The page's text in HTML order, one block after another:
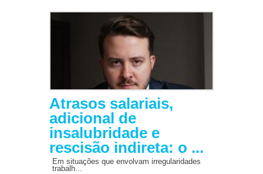
Atrasos salariais,
adicional de
insalubridade e
rescisão indireta: o ...
Em situações que envolvam irregularidades
trabalh...